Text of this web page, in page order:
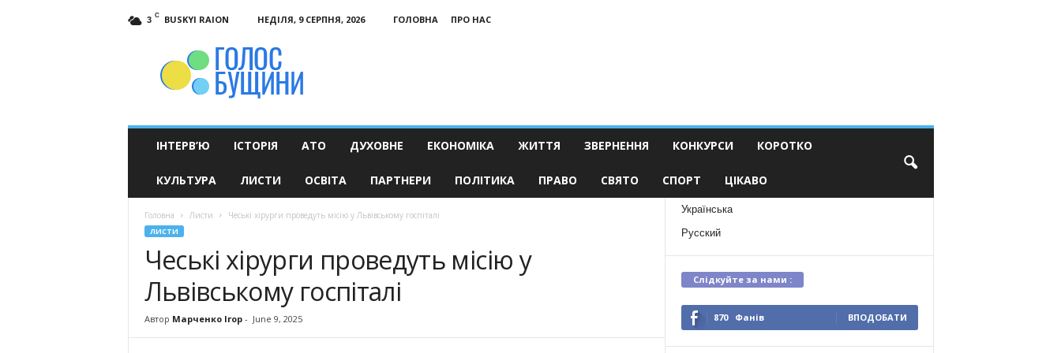
3 C BUSKYI RAION НЕДІЛЯ, 9 СЕРПНЯ, 2026 ГОЛОВНА
ПРО НАС
ІНТЕРВ’Ю ІСТОРІЯ АТО ДУХОВНЕ ЕКОНОМІКА ЖИТТЯ ЗВЕРНЕННЯ КОНКУРСИ КОРОТКО
КУЛЬТУРА ЛИСТИ ОСВІТА ПАРТНЕРИ ПОЛІТИКА ПРАВО СВЯТО СПОРТ ЦІКАВО
Головна Листи Чеські хірурги проведуть місію у Львівському госпіталі
ЛИСТИ
Чеські хірурги проведуть місію у
Львівському госпіталі
Автор Марченко Ігор- June 9, 2025
Українська
Русский
Слідкуйте за нами :
870 Фанів ВПОДОБАТИ